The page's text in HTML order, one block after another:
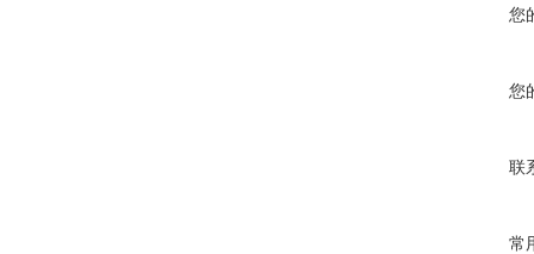
您
您
联
常